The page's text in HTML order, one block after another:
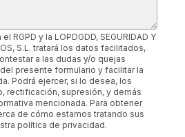
RGPD y la LOPDGDD, SEGURIDAD Y
S.L. tratará los datos facilitados,
a las dudas y/o quejas
presente formulario y facilitar la
Podrá ejercer, si lo desea, los
rectificación, supresión, y demás
mencionada. Para obtener
de cómo estamos tratando sus
política de privacidad.